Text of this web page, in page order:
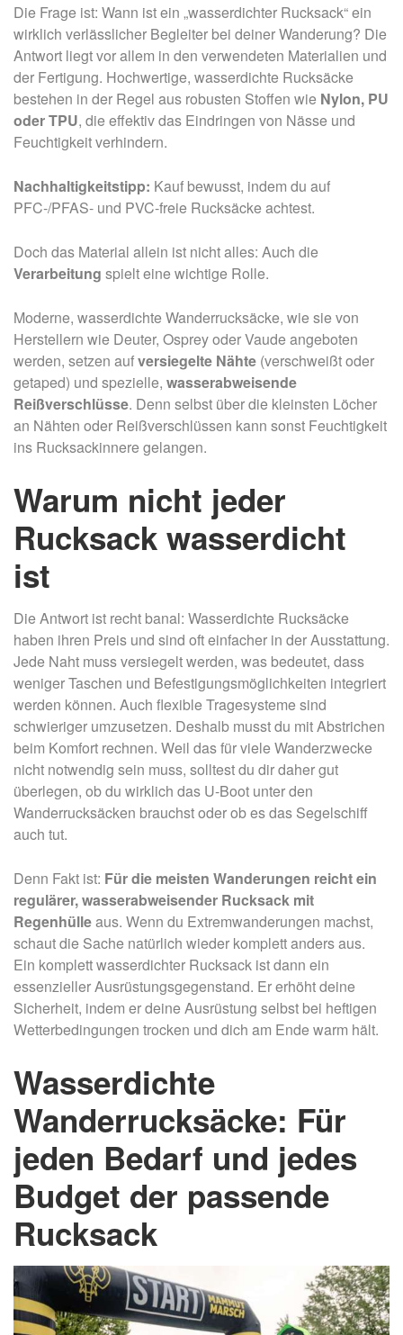
Die Frage ist: Wann ist ein „wasserdichter Rucksack“ ein
wirklich verlässlicher Begleiter bei deiner Wanderung? Die
Antwort liegt vor allem in den verwendeten Materialien und
der Fertigung. Hochwertige, wasserdichte Rucksäcke
bestehen in der Regel aus robusten Stoffen wie Nylon, PU
oder TPU, die effektiv das Eindringen von Nässe und
Feuchtigkeit verhindern.
Nachhaltigkeitstipp: Kauf bewusst, indem du auf
PFC-/PFAS- und PVC-freie Rucksäcke achtest.
Doch das Material allein ist nicht alles: Auch die
Verarbeitung spielt eine wichtige Rolle.
Moderne, wasserdichte Wanderrucksäcke, wie sie von
Herstellern wie Deuter, Osprey oder Vaude angeboten
werden, setzen aufversiegelte Nähte (verschweißt oder
getaped) und spezielle, wasserabweisende
Reißverschlüsse. Denn selbst über die kleinsten Löcher
an Nähten oder Reißverschlüssen kann sonst Feuchtigkeit
ins Rucksackinnere gelangen.
Warum nicht jeder
Rucksack wasserdicht
ist
Die Antwort ist recht banal: Wasserdichte Rucksäcke
haben ihren Preis und sind oft einfacher in der Ausstattung.
Jede Naht muss versiegelt werden, was bedeutet, dass
weniger Taschen und Befestigungsmöglichkeiten integriert
werden können. Auch flexible Tragesysteme sind
schwieriger umzusetzen. Deshalb musst du mit Abstrichen
beim Komfort rechnen. Weil das für viele Wanderzwecke
nicht notwendig sein muss, solltest du dir daher gut
überlegen, ob du wirklich das U-Boot unter den
Wanderrucksäcken brauchst oder ob es das Segelschiff
auch tut.
Denn Fakt ist: Für die meisten Wanderungen reicht ein
regulärer, wasserabweisender Rucksack mit
Regenhülleaus. Wenn du Extremwanderungen machst,
schaut die Sache natürlich wieder komplett anders aus.
Ein komplett wasserdichter Rucksack ist dann ein
essenzieller Ausrüstungsgegenstand. Er erhöht deine
Sicherheit, indem er deine Ausrüstung selbst bei heftigen
Wetterbedingungen trocken und dich am Ende warm hält.
Wasserdichte
Wanderrucksäcke: Für
jeden Bedarf und jedes
Budget der passende
Rucksack